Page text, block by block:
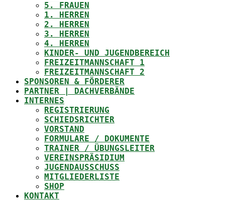
5. FRAUEN
1. HERREN
2. HERREN
3. HERREN
4. HERREN
KINDER- UND JUGENDBEREICH
FREIZEITMANNSCHAFT 1
FREIZEITMANNSCHAFT 2
SPONSOREN & FÖRDERER
PARTNER | DACHVERBÄNDE
INTERNES
REGISTRIERUNG
SCHIEDSRICHTER
VORSTAND
FORMULARE / DOKUMENTE
TRAINER / ÜBUNGSLEITER
VEREINSPRÄSIDIUM
JUGENDAUSSCHUSS
MITGLIEDERLISTE
SHOP
KONTAKT